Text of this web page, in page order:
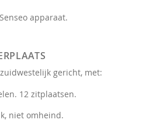
apparaat.
gericht, met:
12 zitplaatsen.
niet omheind.